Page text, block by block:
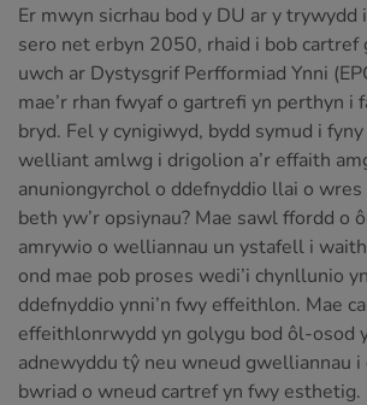
Er mwyn sicrhau bod y DU ar y trywydd
sero net erbyn 2050, rhaid i bob cartref
uwch ar Dystysgrif Perfformiad Ynni
mae’r rhan fwyaf o gartrefi yn perthyn i
bryd. Fel y cynigiwyd, bydd symud i
welliant amlwg i drigolion a’r effaith
anuniongyrchol o ddefnyddio llai o wres
beth yw’r opsiynau? Mae sawl ffordd o
amrywio o welliannau un ystafell i
ond mae pob proses wedi’i chynllunio
ddefnyddio ynni’n fwy effeithlon. Mae
effeithlonrwydd yn golygu bod ôl-osod
adnewyddu tŷ neu wneud gwelliannau i
bwriad o wneud cartref yn fwy esthetig.